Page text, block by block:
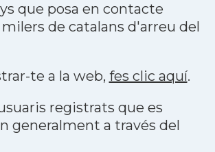
que posa en contacte
de catalans d'arreu del
te a la web, fes clic aquí.
registrats que es
generalment a través del